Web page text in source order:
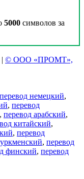
5000 символов за
| © ООО «ПРОМТ»,
перевод немецкий,
, перевод
, перевод арабский,
китайский,
, перевод
, перевод
финский, перевод